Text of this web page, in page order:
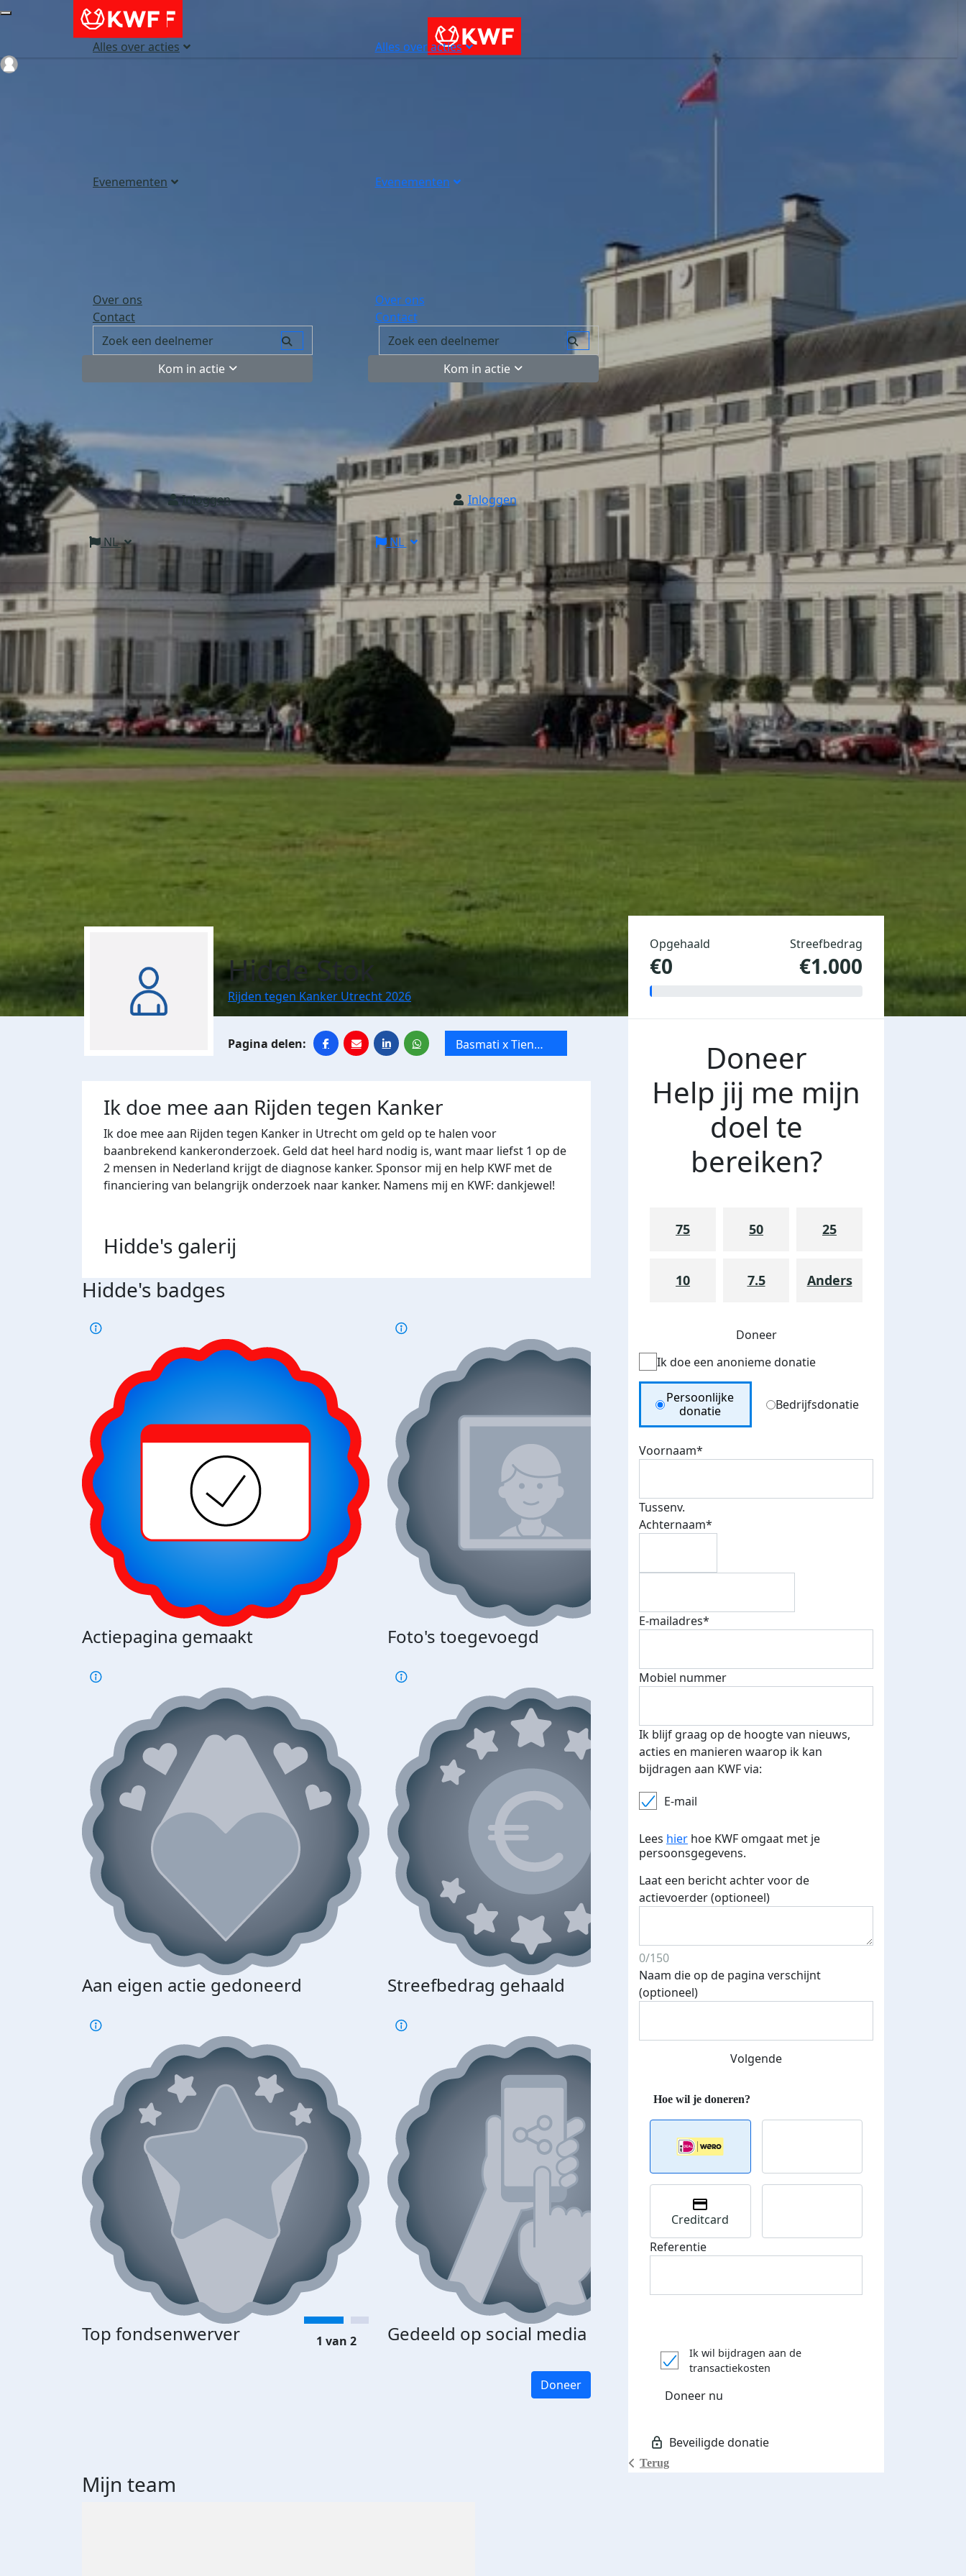
Alles over acties
Evenementen
Over ons
Contact
Kom in actie
Inloggen
NL
Alles over acties
Evenementen
Over ons
Contact
Kom in actie
Inloggen
NL
Hidde Stok
Rijden tegen Kanker Utrecht 2026
Basmati x Tien
Mile van Utrecht
Ik doe mee aan Rijden tegen Kanker
Ik doe mee aan Rijden tegen Kanker in Utrecht om geld op te halen voor
baanbrekend kankeronderzoek. Geld dat heel hard nodig is, want maar liefst 1 op de
2 mensen in Nederland krijgt de diagnose kanker. Sponsor mij en help KWF met de
financiering van belangrijk onderzoek naar kanker. Namens mij en KWF: dankjewel!
Hidde's galerij
Hidde's badges
Actiepagina gemaakt Foto's toegevoegd E-mails verstuurd
Aan eigen actie gedoneerd Streefbedrag gehaald Streefbedrag verhoogd
Top fondsenwerver Gedeeld op social media
Top fondsenwerver
1 van 2
Doneer
Opgehaald
€0
Streefbedrag
€1.000
Doneer
Help jij me mijn
doel te
bereiken?
75 50 25
10 7.5 Anders
Doneer
Ik doe een anonieme donatie
Donation Type
Persoonlijke
donatie
Bedrijfsdonatie
Voornaam*
Tussenv.
Achternaam*
E-mailadres*
Mobiel nummer
Ik blijf graag op de hoogte van nieuws,
acties en manieren waarop ik kan
bijdragen aan KWF via:
E-mail
Lees hier hoe KWF omgaat met je
persoonsgegevens.
Laat een bericht achter voor de
actievoerder (optioneel)
0/150
Naam die op de pagina verschijnt
(optioneel)
Volgende
Terug
Creditcard
Referentie
Ik wil bijdragen aan de
transactiekosten
Doneer nu
Mijn team